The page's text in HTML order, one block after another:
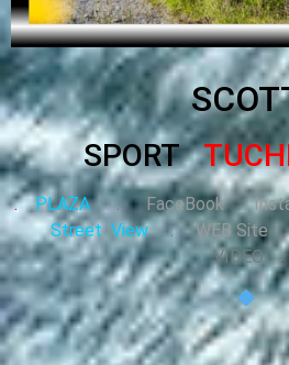
SPORT
.PLAZA. FaceBook.
Street View.WEB Site
VIDEO.